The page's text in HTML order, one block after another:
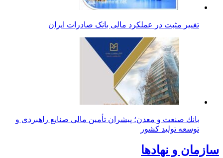
تغییر مثبت در عملکرد مالی بانک صادرات ایران
بانك صنعت و معدن؛ پیشران تأمین مالی صنایع راهبردی و
توسعه تولید كشور
سازمان و نهادها